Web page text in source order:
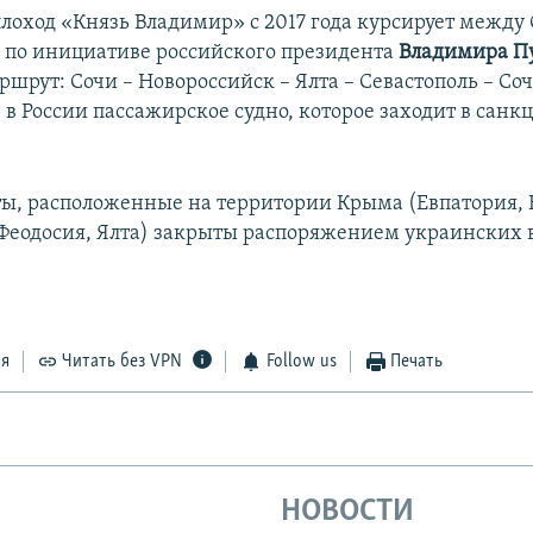
«Князь Владимир» с 2017 года курсирует между
по инициативе российского президентаВладимира
Сочи – Новороссийск – Ялта – Севастополь –
России пассажирское судно, которое заходит в
расположенные на территории Крыма (Евпатория,
Ялта) закрыты распоряжением украинских
Читать без VPN Follow us Печать
НОВОСТИ